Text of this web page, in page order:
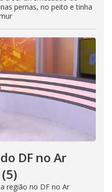
pernas, no peito e tinha
DF no Ar
região no DF no Ar